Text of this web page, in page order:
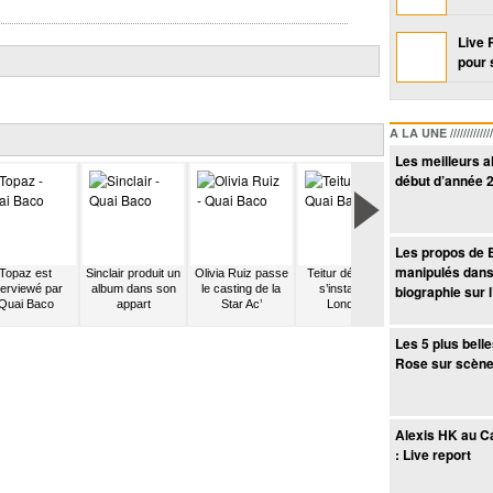
Topaz est
par
Baco
Sinclair produit un
album dans son
appart
Olivia Ruiz passe
le casting de la
Star Ac’
Teitur décide de
s’installer à
Londres
Revolver
un
Live
pour
A LA UNE
Les meilleurs
début d’année
Les propos de
manipulés
biographie sur
Les 5 plus
Rose sur scène
Alexis HK au
: Live report